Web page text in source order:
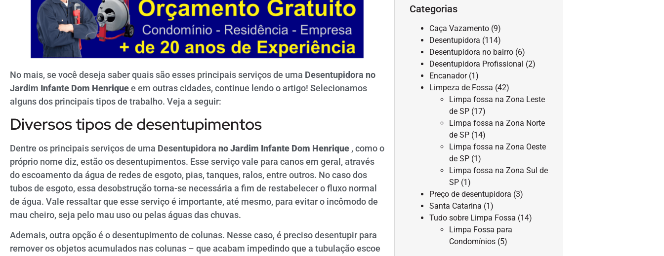
No mais, se você deseja saber quais são esses principais serviços de uma Desentupidora no
Jardim Infante Dom Henriquee em outras cidades, continue lendo o artigo! Selecionamos
alguns dos principais tipos de trabalho. Veja a seguir:
Diversos tipos de desentupimentos
Dentre os principais serviços de uma Desentupidora no Jardim Infante Dom Henrique , como o
próprio nome diz, estão os desentupimentos. Esse serviço vale para canos em geral, através
do escoamento da água de redes de esgoto, pias, tanques, ralos, entre outros. No caso dos
tubos de esgoto, essa desobstrução torna-se necessária a fim de restabelecer o fluxo normal
de água. Vale ressaltar que esse serviço é importante, até mesmo, para evitar o incômodo de
mau cheiro, seja pelo mau uso ou pelas águas das chuvas.
Ademais, outra opção é o desentupimento de colunas. Nesse caso, é preciso desentupir para
remover os objetos acumulados nas colunas – que acabam impedindo que a tubulação escoe
Categorias
Caça Vazamento (9)
Desentupidora (114)
Desentupidora no bairro (6)
Desentupidora Profissional (2)
Encanador(1)
Limpeza de Fossa (42)
Limpa fossa na Zona Leste
de SP (17)
Limpa fossa na Zona Norte
de SP (14)
Limpa fossa na Zona Oeste
de SP (1)
Limpa fossa na Zona Sul de
SP (1)
Preço de desentupidora (3)
Santa Catarina (1)
Tudo sobre Limpa Fossa (14)
Limpa Fossa para
Condomínios (5)